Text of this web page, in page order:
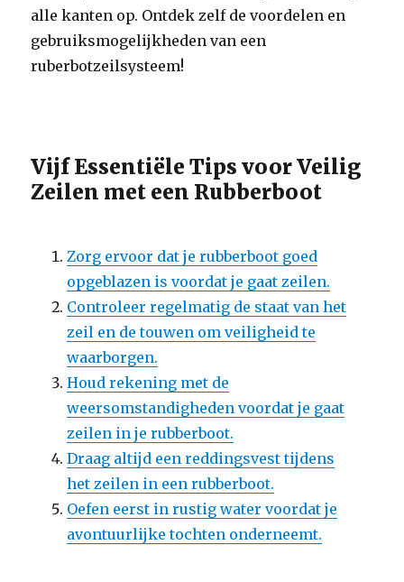
alle kanten op. Ontdek zelf de voordelen en
gebruiksmogelijkheden van een
ruberbotzeilsysteem!
Vijf Essentiële Tips voor Veilig
Zeilen met een Rubberboot
Zorg ervoor dat je rubberboot goed
opgeblazen is voordat je gaat zeilen.
Controleer regelmatig de staat van het
zeil en de touwen om veiligheid te
waarborgen.
Houd rekening met de
weersomstandigheden voordat je gaat
zeilen in je rubberboot.
Draag altijd een reddingsvest tijdens
het zeilen in een rubberboot.
Oefen eerst in rustig water voordat je
avontuurlijke tochten onderneemt.